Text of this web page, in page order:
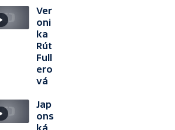
Ver
oni
ka
Rút
Full
ero
vá
Jap
ons
ká